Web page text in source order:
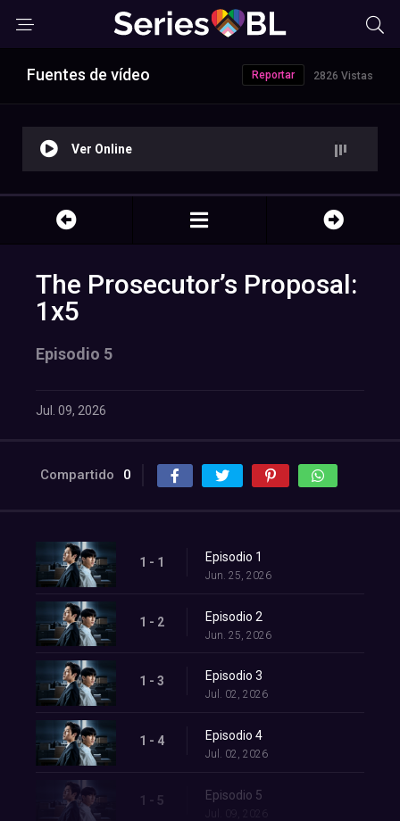
Fuentes de vídeo 2826 Vistas
Reportar
Ver Online
The Prosecutor’s Proposal:
1x5
Episodio 5
Jul. 09, 2026
Compartido 0
1 - 1 Episodio 1
Jun. 25, 2026
1 - 2 Episodio 2
Jun. 25, 2026
1 - 3 Episodio 3
Jul. 02, 2026
1 - 4 Episodio 4
Jul. 02, 2026
1 - 5 Episodio 5
Jul. 09, 2026